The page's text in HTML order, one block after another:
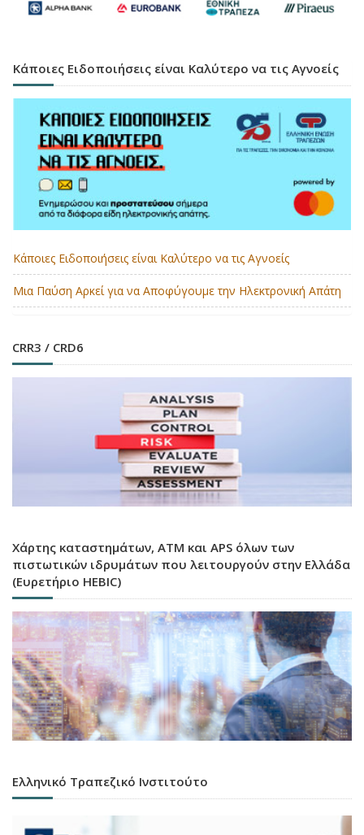
Κάποιες Ειδοποιήσεις είναι Καλύτερο να τις Αγνοείς
Κάποιες Ειδοποιήσεις είναι Καλύτερο να τις Αγνοείς
Μια Παύση Αρκεί για να Αποφύγουμε την Ηλεκτρονική Απάτη
CRR3 / CRD6
Χάρτης καταστημάτων, ATM και APS όλων των
πιστωτικών ιδρυμάτων που λειτουργούν στην Ελλάδα
(Ευρετήριο HEBIC)
Ελληνικό Τραπεζικό Ινστιτούτο